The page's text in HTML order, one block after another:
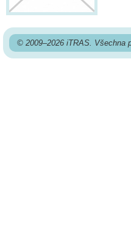
© 2009–2026 iTRAS. Všechna